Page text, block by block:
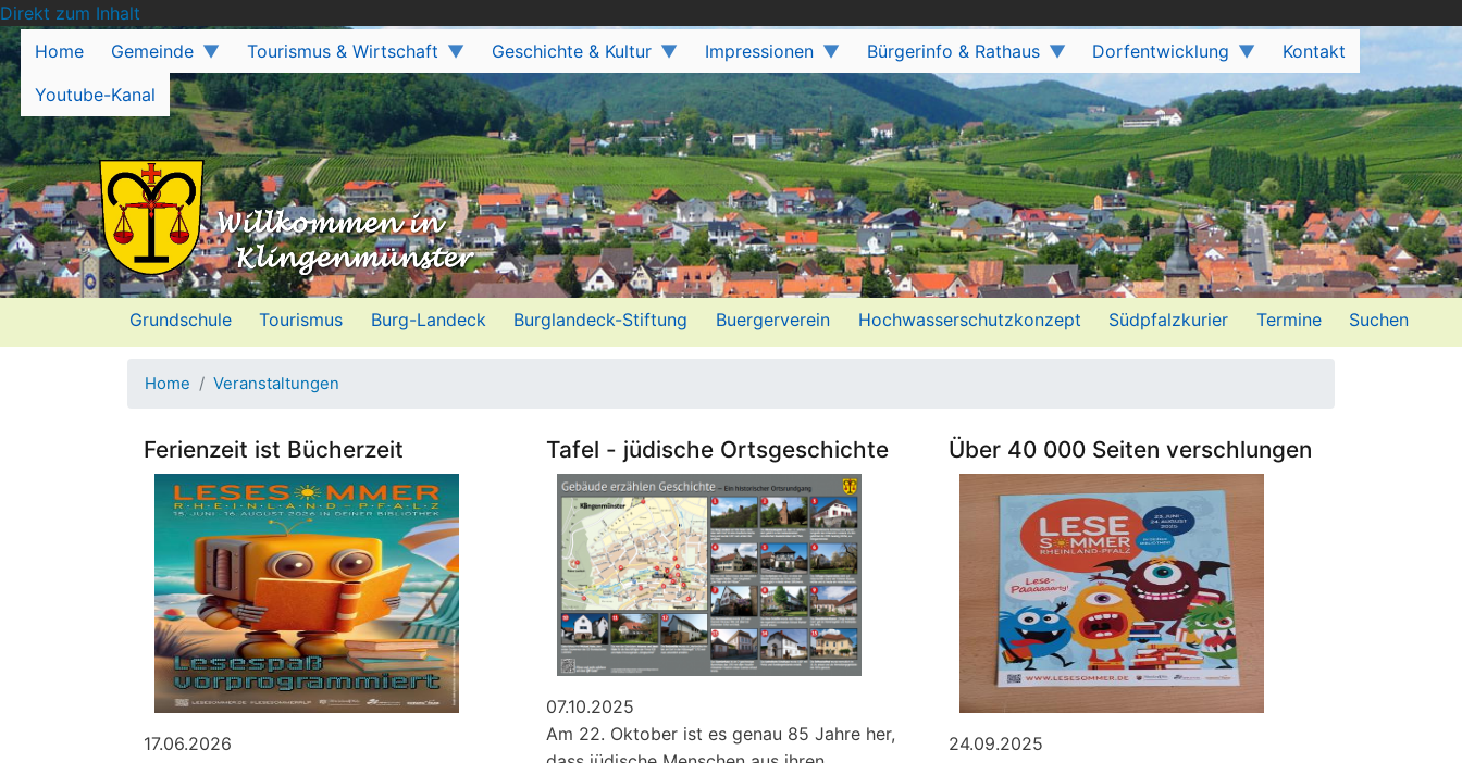
Direkt zum Inhalt
Home
Gemeinde Tourismus & Wirtschaft Geschichte & Kultur Impressionen Bürgerinfo & Rathaus Dorfentwicklung
Kontakt
Youtube-Kanal
Grundschule Tourismus Burg-Landeck Burglandeck-Stiftung Buergerverein Hochwasserschutzkonzept Südpfalzkurier Termine Suchen
Home Veranstaltungen
Ferienzeit ist Bücherzeit
17.06.2026
Tafel - jüdische Ortsgeschichte
07.10.2025
Am 22. Oktober ist es genau 85 Jahre her,
Über 40 000 Seiten verschlungen
24.09.2025